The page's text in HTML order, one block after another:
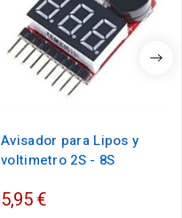
Avisador para Lipos y
voltimetro 2S - 8S
5,95 €